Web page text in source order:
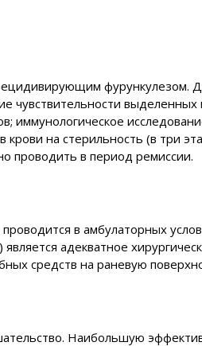
фурункулезом.
чувствительности
иммунологическое
на стерильность (в три
проводить в период ремиссии.
в амбулаторных
адекватное
средств на раневую
Наибольшую